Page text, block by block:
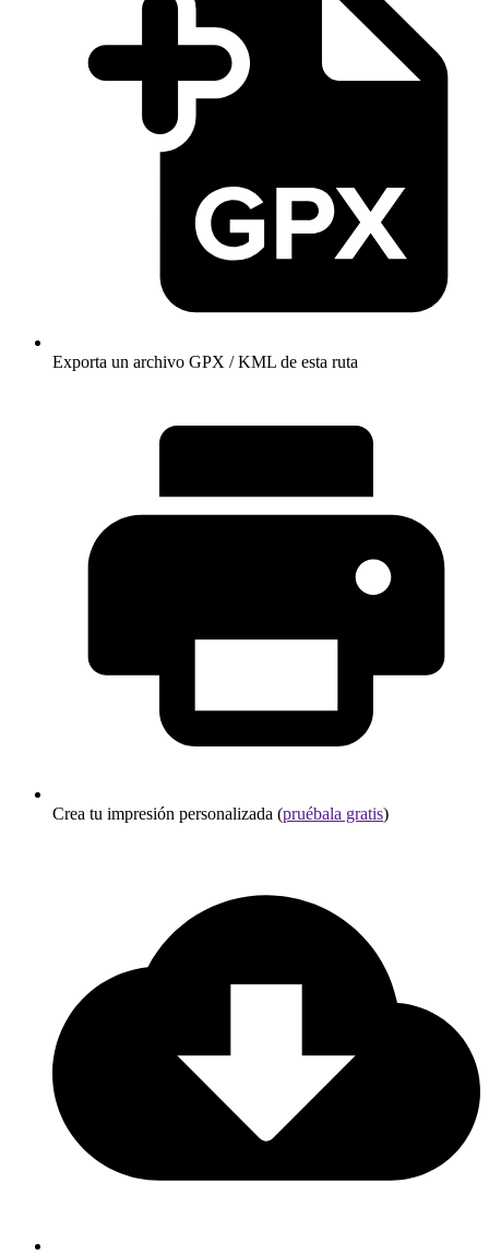
Exporta un archivo GPX / KML de esta ruta
Crea tu impresión personalizada (pruébala gratis)